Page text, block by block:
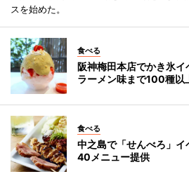
スを始めた。
食べる
阪神梅田本店でかき氷
ラーメン味まで100種以
食べる
中之島で「せんべろ」
40メニュー提供